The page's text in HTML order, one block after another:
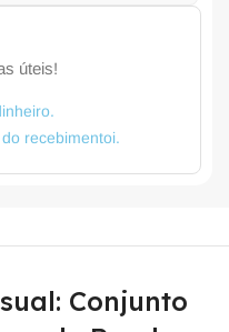
úteis!
recebimentoi.
Conjunto